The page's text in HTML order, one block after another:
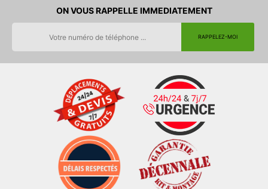
ON VOUS RAPPELLE IMMEDIATEMENT